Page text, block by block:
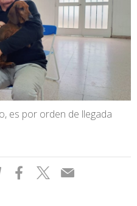
es por orden de llegada